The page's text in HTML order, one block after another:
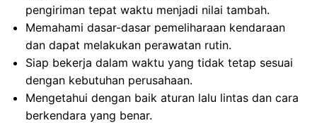
pengiriman tepat waktu menjadi nilai tambah.
Memahami dasar-dasar pemeliharaan kendaraan
dan dapat melakukan perawatan rutin.
Siap bekerja dalam waktu yang tidak tetap sesuai
dengan kebutuhan perusahaan.
Mengetahui dengan baik aturan lalu lintas dan cara
berkendara yang benar.